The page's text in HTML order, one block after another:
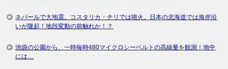
ネパールで大地震。コスタリカ・チリでは噴火。日本の北海道では海岸沿
いが隆起！地殻変動の前触れか！？
池袋の公園から、一時毎時480マイクロシーベルトの高線量を観測！地中
には…